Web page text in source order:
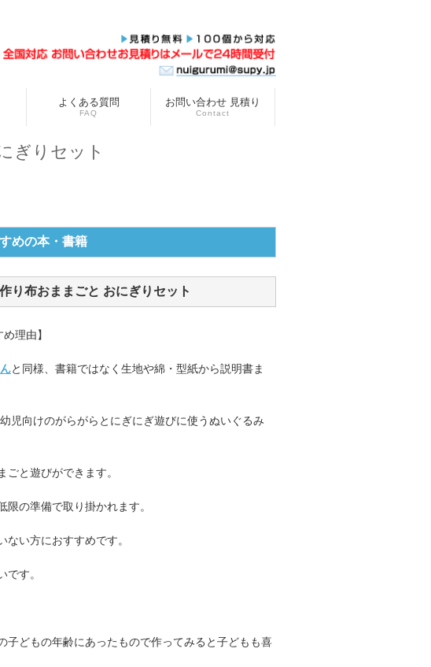
よくある質問
FAQ
お問い合わせ 見積り
Contact
ぎりセット
めの本・書籍
り布おままごと おにぎりセット
理由】
と同様、書籍ではなく生地や綿・型紙から説明書ま
児向けのがらがらとにぎにぎ遊びに使うぬいぐるみ
と遊びができます。
の準備で取り掛かれます。
い方におすすめです。
す。
子どもの年齢にあったもので作ってみると子どもも喜